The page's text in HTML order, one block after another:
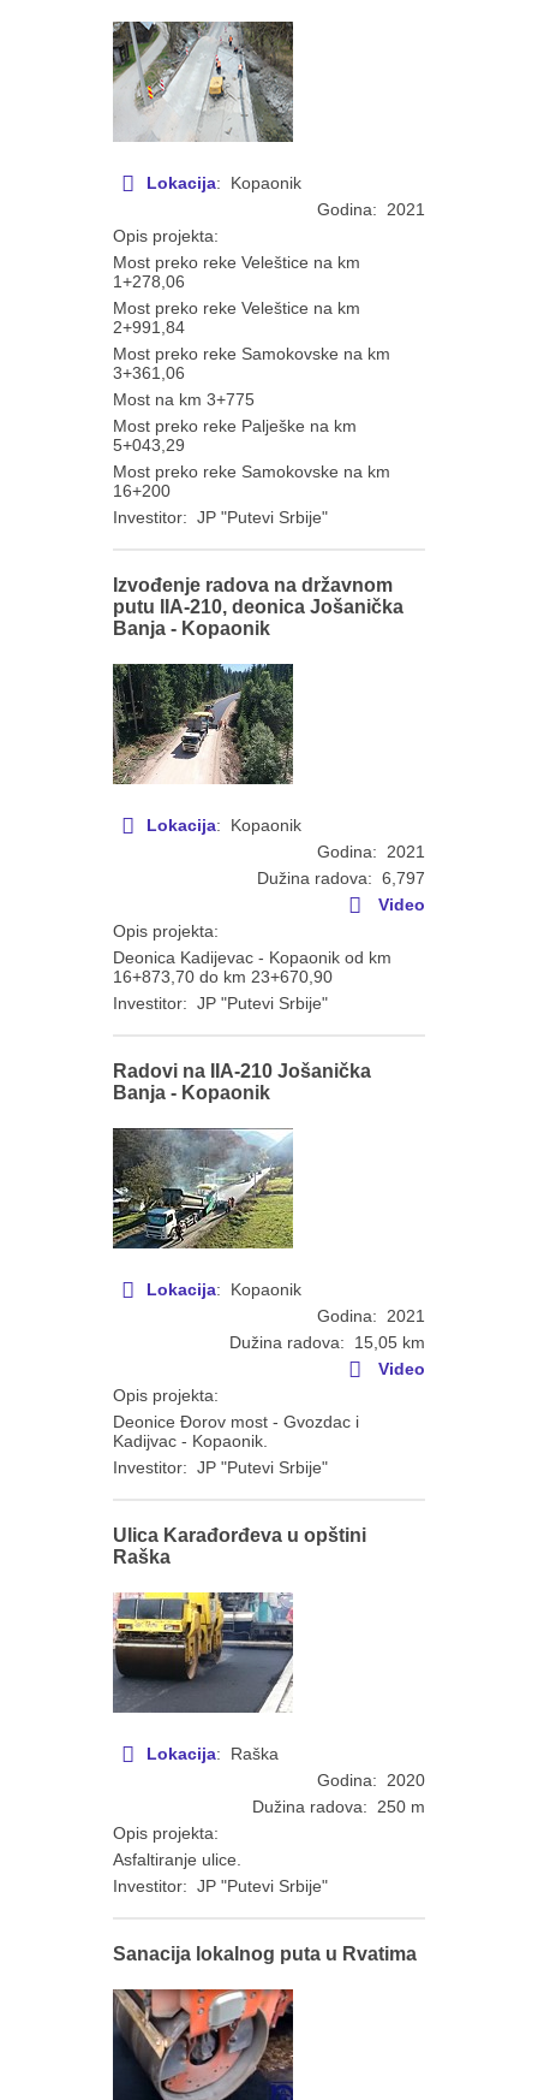
Lokacija: Kopaonik
Godina: 2021
Opis projekta:
Most preko reke Veleštice na km
1+278,06
Most preko reke Veleštice na km
2+991,84
Most preko reke Samokovske na km
3+361,06
Most na km 3+775
Most preko reke Palješke na km
5+043,29
Most preko reke Samokovske na km
16+200
Investitor: JP "Putevi Srbije"
Izvođenje radova na državnom
putu IIA-210, deonica Jošanička
Banja - Kopaonik
Lokacija: Kopaonik
Godina: 2021
Dužina radova: 6,797
Video
Opis projekta:
Deonica Kadijevac - Kopaonik od km
16+873,70 do km 23+670,90
Investitor: JP "Putevi Srbije"
Radovi na IIA-210 Jošanička
Banja - Kopaonik
Lokacija: Kopaonik
Godina: 2021
Dužina radova: 15,05 km
Video
Opis projekta:
Deonice Đorov most - Gvozdac i
Kadijvac - Kopaonik.
Investitor: JP "Putevi Srbije"
Ulica Karađorđeva u opštini
Raška
Lokacija: Raška
Godina: 2020
Dužina radova: 250 m
Opis projekta:
Asfaltiranje ulice.
Investitor: JP "Putevi Srbije"
Sanacija lokalnog puta u Rvatima